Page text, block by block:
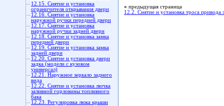
12.15. Снятие и установка
ограничителя открывания двери
12.16. Снятие и установка
наружной ручки передней двери
12.17. Снятие и установка
наружной ручки задней двери
12.18. Снятие и установка замка
передней двери
12.19. Снятие и установка замка
задней двери
12.20. Снятие и установка двери
задка (модели с кузовом
универсал)
12.21. Наружное зеркало заднего
вида
12.22. Снятие и установка лючка
заливной горловины топливного
бака
12.23. Регулировка люка крыши
« предыдущая страница
12.2. Снятие и установка троса привода